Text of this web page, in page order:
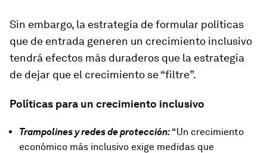
Sin embargo, la estrategia de formular políticas
que de entrada generen un crecimiento inclusivo
tendrá efectos más duraderos que la estrategia
de dejar que el crecimiento se “filtre”.
Políticas para un crecimiento inclusivo
Trampolines y redes de protección: “Un crecimiento
económico más inclusivo exige medidas que